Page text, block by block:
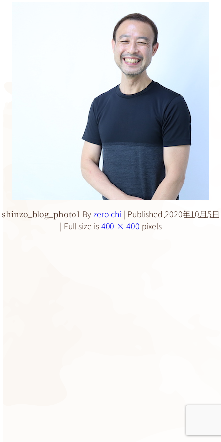
shinzo_blog_photo1 Byzeroichi | Published 2020年10月5日
| Full size is400 × 400 pixels